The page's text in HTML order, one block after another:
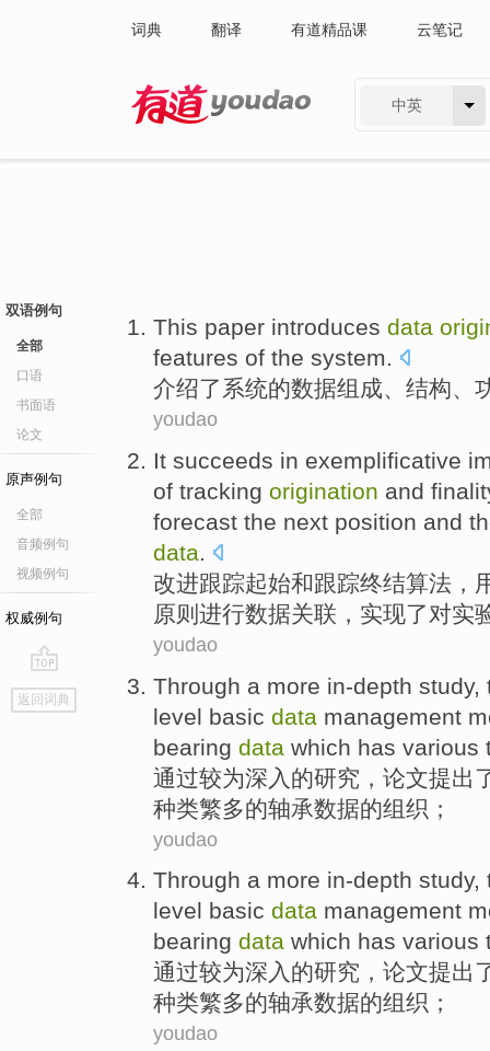
词典 翻译 有道精品课 云笔记
中英
双语例句
全部
口语
书面语
论文
原声例句
全部
音频例句
视频例句
权威例句
go
top
返回词典
This paper introduces data
features of the system.
介绍了 系统的数据组成、 结构、
youdao
It succeeds in exemplificative
of tracking origination and
forecast the next position and
data.
改进跟踪起始和跟踪终结算法 ，
原则 进行数据关联，实现了对实
youdao
Through a more in-depth study,
level basic data management
bearing data which has various
通过较为深入 的研究 ， 论文提出
种类繁多的轴承数据的组织 ；
youdao
Through a more in-depth study,
level basic data management
bearing data which has various
通过较为深入 的研究 ， 论文提出
种类繁多的轴承数据的组织 ；
youdao